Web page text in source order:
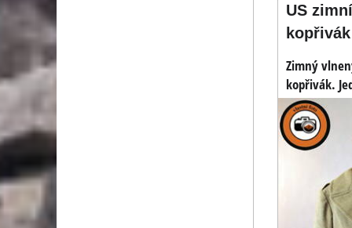
US
kopřivák
Zimný
kopřivák.